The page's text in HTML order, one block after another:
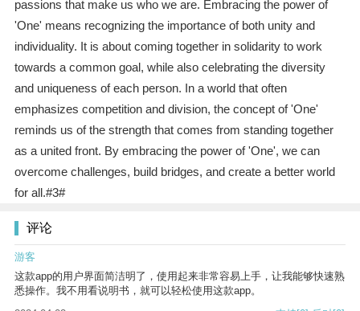
passions that make us who we are. Embracing the power of
'One' means recognizing the importance of both unity and
individuality. It is about coming together in solidarity to work
towards a common goal, while also celebrating the diversity
and uniqueness of each person. In a world that often
emphasizes competition and division, the concept of 'One'
reminds us of the strength that comes from standing together
as a united front. By embracing the power of 'One', we can
overcome challenges, build bridges, and create a better world
for all.#3#
评论
游客
这款app的用户界面简洁明了，使用起来非常容易上手，让我能够快速熟
悉操作。我不用看说明书，就可以轻松使用这款app。